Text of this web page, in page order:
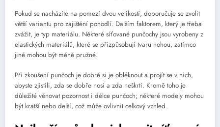
Pokud se nacházíte na pomezí dvou velikostí, doporučuje se zvolit
větší variantu pro zajištění pohodlí. Dalším faktorem, který je třeba
zvážit, je typ materiálu. Některé síťované punčochy jsou vyrobeny z
elastických materiálů, které se přizpůsobují tvaru nohou, zatímco
jiné mohou být méně pružné.
Při zkoušení punčoch je dobré si je obléknout a projít se v nich,
abyste zjistili, zda se dobře nosí a zda neškrtí. Kromě toho je
důležité věnovat pozornost i délce punčoch; některé modely mohou
být kratší nebo delší, což může ovlivnit celkový vzhled.